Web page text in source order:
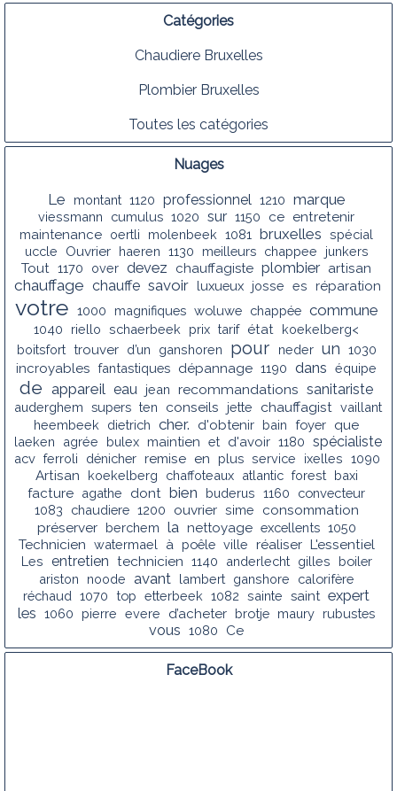
Catégories
Chaudiere Bruxelles
Plombier Bruxelles
Toutes les catégories
Nuages
Le montant 1120 professionnel 1210 marque
viessmann cumulus 1020 sur 1150 ce entretenir
maintenance oertli molenbeek 1081 bruxelles spécial
uccle
Ouvrier haeren 1130 meilleurs chappee junkers
Tout 1170 over devez chauffagiste plombier artisan
chauffage chauffe savoir luxueux josse es réparation
votre 1000 magnifiques woluwe chappée commune
1040 riello schaerbeek prix tarif état koekelberg<
boitsfort trouver d’un ganshoren pour neder un 1030
incroyables fantastiques dépannage 1190 dans équipe
de appareil eau jean recommandations sanitariste
auderghem supers ten conseils jette chauffagist vaillant
heembeek
dietrich cher. d'obtenir bain foyer que
laeken agrée bulex maintien et d'avoir 1180 spécialiste
acv ferroli dénicher remise en plus service ixelles 1090
Artisan koekelberg chaffoteaux atlantic forest baxi
facture agathe dont bien buderus 1160
convecteur
1083
chaudiere 1200 ouvrier sime
consommation
préserver
berchem la nettoyage excellents 1050
Technicien watermael à poêle ville réaliser L'essentiel
Les entretien technicien 1140 anderlecht gilles
boiler
ariston
noode avant lambert ganshore
calorifère
réchaud 1070 top etterbeek 1082 sainte saint expert
les 1060 pierre evere d’acheter brotje maury rubustes
vous 1080 Ce
FaceBook